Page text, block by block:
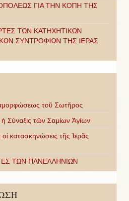
ΓΙΑ ΤΗΝ ΚΟΠΗ ΤΗΣ
ΤΩΝ ΚΑΤΗΧΗΤΙΚΩΝ
ΣΥΝΤΡΟΦΙΩΝ ΤΗΣ ΙΕΡΑΣ
τοῦ Σωτῆρος
Σύναξις τῶν Σαμίων Ἁγίων
κατασκηνώσεις τῆς Ἱερᾶς
ΤΩΝ ΠΑΝΕΛΛΗΝΙΩΝ